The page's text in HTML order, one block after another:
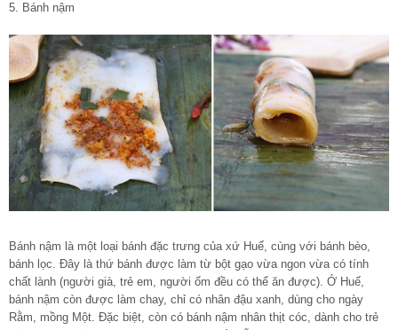
5. Bánh nậm
Bánh nậm là một loại bánh đặc trưng của xứ Huế, cùng với bánh bèo,
bánh lọc. Đây là thứ bánh được làm từ bột gạo vừa ngon vừa có tính
chất lành (người già, trẻ em, người ốm đều có thể ăn được). Ở Huế,
bánh nậm còn được làm chay, chỉ có nhân đậu xanh, dùng cho ngày
Rằm, mồng Một. Đặc biệt, còn có bánh nậm nhân thịt cóc, dành cho trẻ